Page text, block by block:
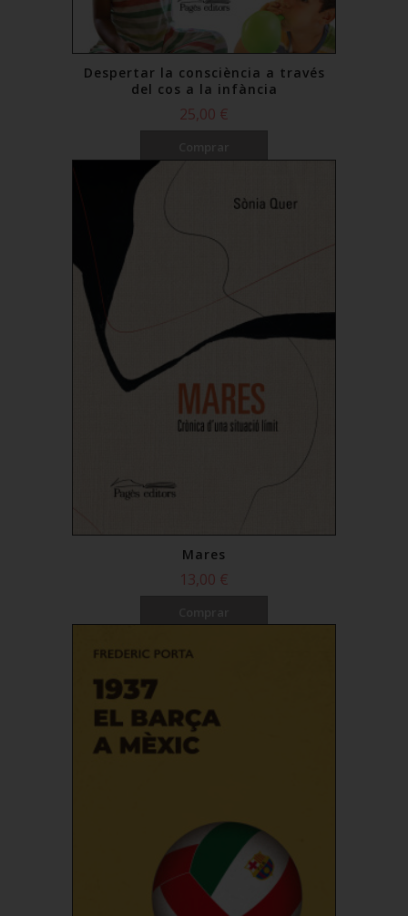
Despertar la consciència a través
del cos a la infància
25,00 €
Mares
13,00 €